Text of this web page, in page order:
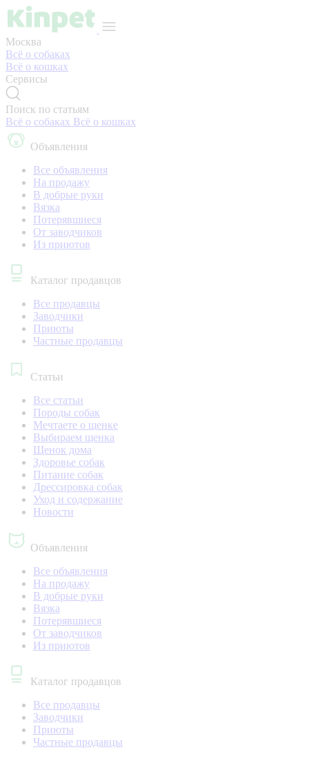
Москва
Всё о собаках
Всё о кошках
Сервисы
Поиск по статьям
Всё о собаках Всё о кошках
Объявления
Все объявления
На продажу
В добрые руки
Вязка
Потерявшиеся
От заводчиков
Из приютов
Каталог продавцов
Все продавцы
Заводчики
Приюты
Частные продавцы
Статьи
Все статьи
Породы собак
Мечтаете о щенке
Выбираем щенка
Щенок дома
Здоровье собак
Питание собак
Дрессировка собак
Уход и содержание
Новости
Объявления
Все объявления
На продажу
В добрые руки
Вязка
Потерявшиеся
От заводчиков
Из приютов
Каталог продавцов
Все продавцы
Заводчики
Приюты
Частные продавцы